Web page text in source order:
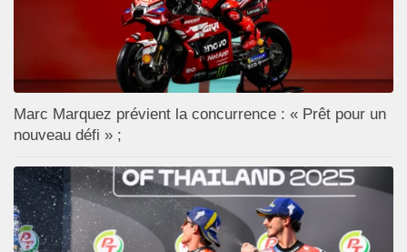
Marc Marquez prévient la concurrence : « Prêt pour un
nouveau défi » ;